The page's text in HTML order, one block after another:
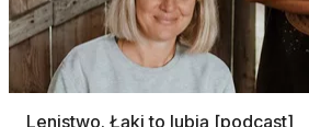
Lenistwo. Łąki to lubią [podcast]